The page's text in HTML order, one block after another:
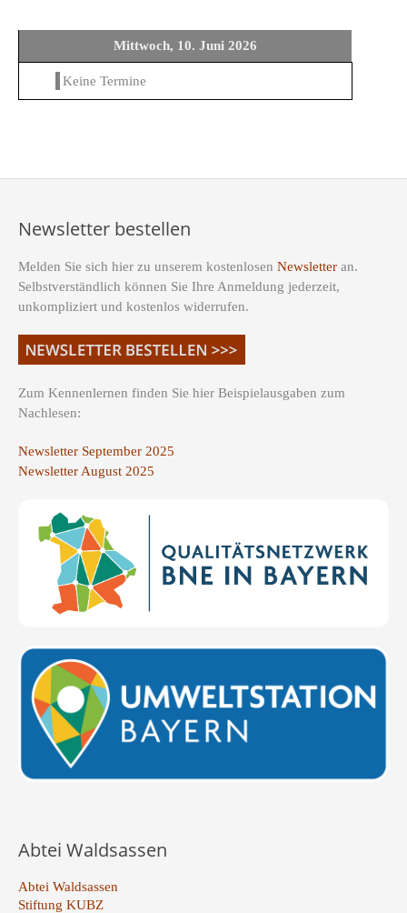
Mittwoch, 10. Juni 2026
Keine Termine
Newsletter bestellen
Melden Sie sich hier zu unserem kostenlosen Newsletter an.
Selbstverständlich können Sie Ihre Anmeldung jederzeit,
unkompliziert und kostenlos widerrufen.
Zum Kennenlernen finden Sie hier Beispielausgaben zum
Nachlesen:
Newsletter September 2025
Newsletter August 2025
Abtei Waldsassen
Abtei Waldsassen
Stiftung KUBZ